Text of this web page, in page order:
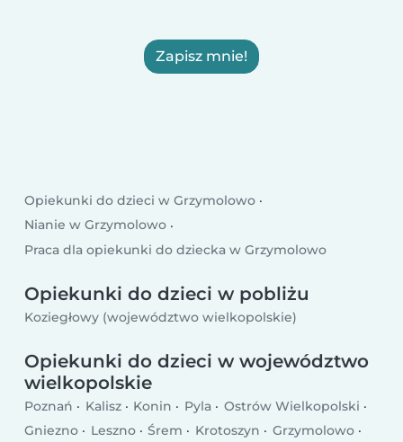
Zapisz mnie!
Opiekunki do dzieci w Grzymolowo
Nianie w Grzymolowo
Praca dla opiekunki do dziecka w Grzymolowo
Opiekunki do dzieci w pobliżu
Koziegłowy (województwo wielkopolskie)
Opiekunki do dzieci w województwo
wielkopolskie
Poznań Kalisz Konin Pyla
Ostrów Wielkopolski
Gniezno
Leszno Śrem Krotoszyn
Grzymolowo